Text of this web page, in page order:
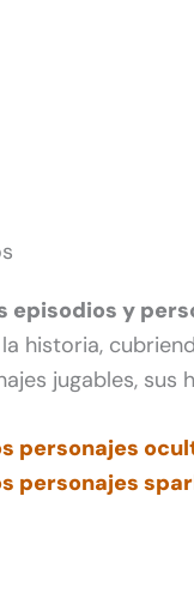
episodios y
historia,
jugables,
personajes
personajes